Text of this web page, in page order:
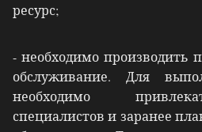
ресурс;
- необходимо производить
обслуживание. Для
необходимо
специалистов и заранее